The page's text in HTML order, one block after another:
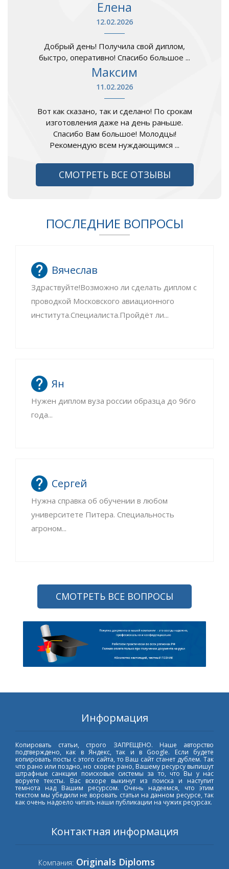
Елена
12.02.2026
Добрый день! Получила свой диплом,
быстро, оперативно! Спасибо большое ...
Максим
11.02.2026
Вот как сказано, так и сделано! По срокам
изготовления даже на день раньше.
Спасибо Вам большое! Молодцы!
Рекомендую всем нуждающимся ...
СМОТРЕТЬ ВСЕ ОТЗЫВЫ
ПОСЛЕДНИЕ ВОПРОСЫ
Вячеслав
Здраствуйте!Возможно ли сделать диплом с
проводкой Московского авиационного
института.Специалиста.Пройдёт ли...
Ян
Нужен диплом вуза россии образца до 96го
года...
Сергей
Нужна справка об обучении в любом
университете Питера. Специальность
агроном...
СМОТРЕТЬ ВСЕ ВОПРОСЫ
Информация
Копировать статьи, строго ЗАПРЕЩЕНО. Наше авторство
подтверждено, как в Яндекс, так и в Google. Если будете
копировать посты с этого сайта, то Ваш сайт станет дублем. Так
что рано или поздно, но скорее рано, Вашему ресурсу выпишут
штрафные санкции поисковые системы за то, что Вы у нас
воруете тексты. Вас вскоре выкинут из поиска и наступит
темнота над Вашим ресурсом. Очень надеемся, что этим
текстом мы убедили не воровать статьи на данном ресурсе, так
как очень надоело читать наши публикации на чужих ресурсах.
Контактная информация
Компания: Originals Diploms